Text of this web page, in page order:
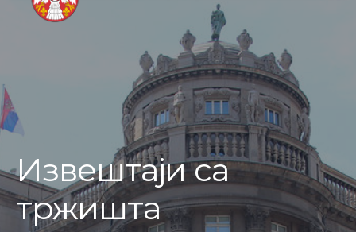
Извештаји са
тржишта